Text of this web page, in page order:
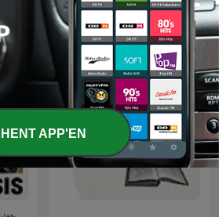
PORTRÆT med Tore Leifer
- Frederiksborg
HENT APP'EN